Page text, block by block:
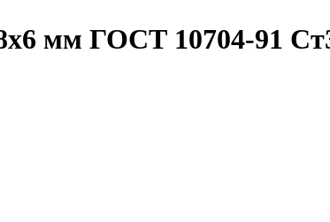
мм ГОСТ 10704-91